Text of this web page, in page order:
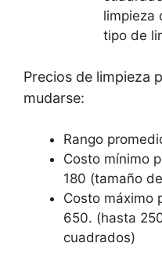
limpieza
tipo de
Precios de limpieza
mudarse:
Rango
Costo mínimo
180 (tamaño
Costo máximo
650. (hasta
cuadrados)